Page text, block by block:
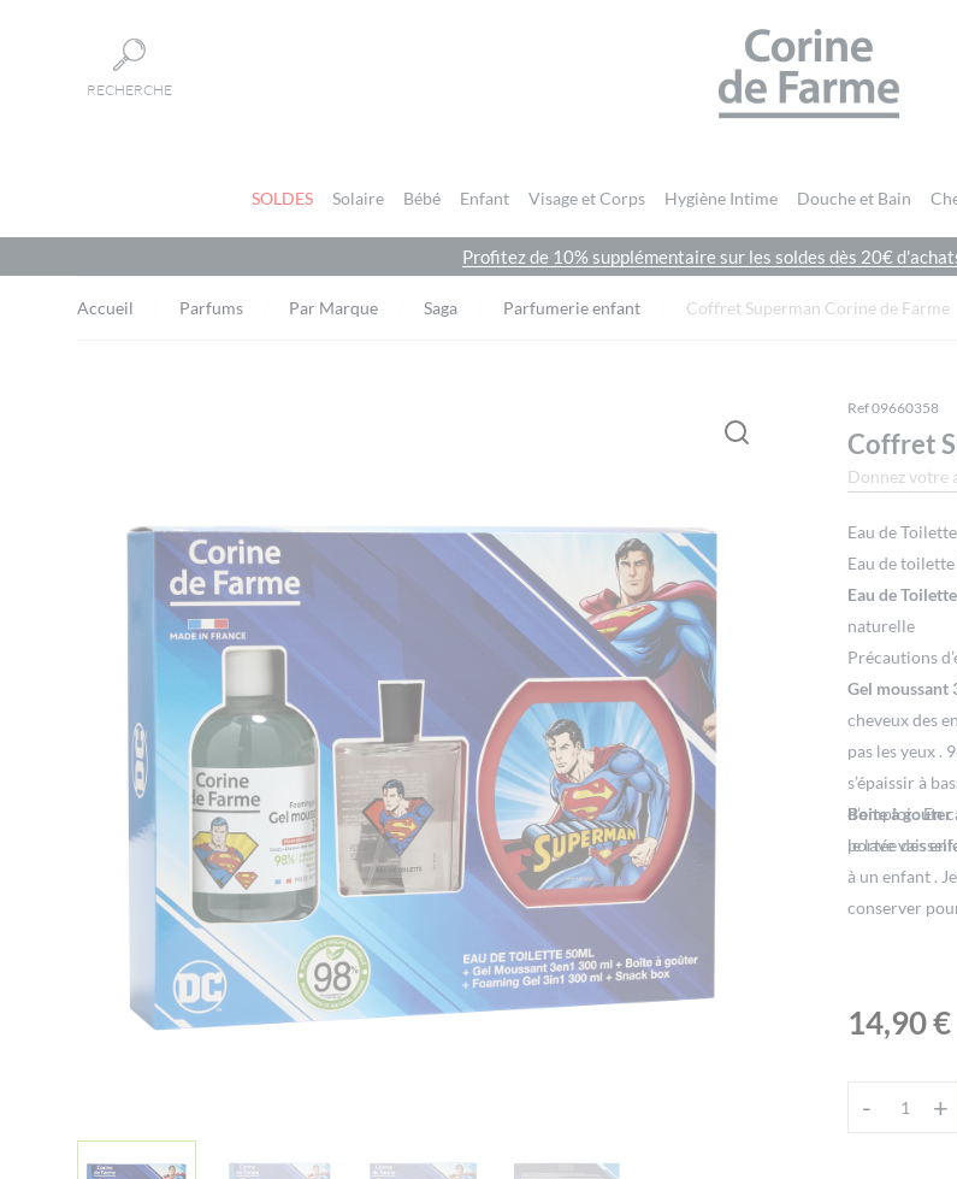
RECHERCHE
CORINE DE FARME SITE OFFICIEL
SOLDES Solaire Bébé Enfant Visage et Corps Hygiène Intime Douche et Bain
Profitez de 10% supplémentaire sur les soldes dès 20€
Accueil Parfums Par Marque Saga Parfumerie enfant Coffret Superman Corine de Farme
Ref 09660358
Coffret
Donnez votre
Eau de
Eau de
Eau de
naturelle
Précautions
Gel moussant
cheveux des
pas les yeux .
s’épaissir à
d’emploi : En
portée des
Boite à gouter
le lave
à un enfant .
conserver
14,90€
quantité
- +